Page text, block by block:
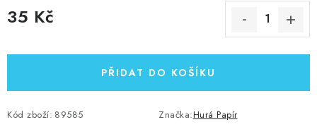
35 Kč
PŘIDAT DO KOŠÍKU
Kód zboží: 89585 Značka:Hurá Papír